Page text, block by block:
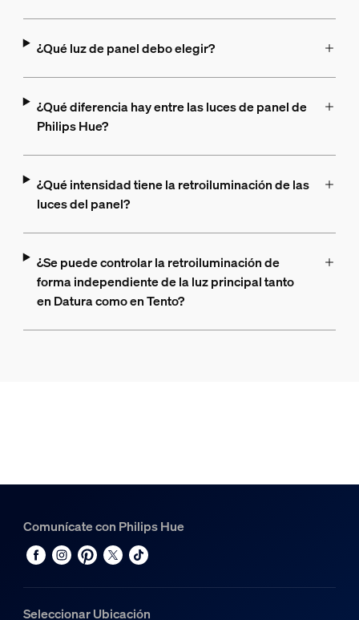
¿Qué luz de panel debo elegir?
¿Qué diferencia hay entre las luces de panel de
Philips Hue?
¿Qué intensidad tiene la retroiluminación de las
luces del panel?
¿Se puede controlar la retroiluminación de
forma independiente de la luz principal tanto
en Datura como en Tento?
Comunícate con Philips Hue
Seleccionar Ubicación